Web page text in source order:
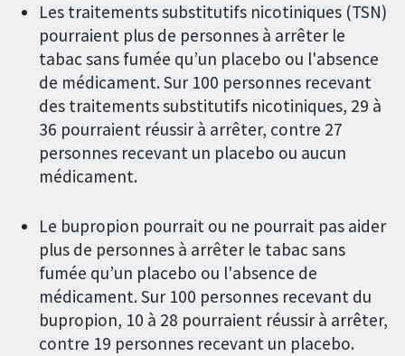
Les traitements substitutifs nicotiniques (TSN)
pourraient plus de personnes à arrêter le
tabac sans fumée qu’un placebo ou l'absence
de médicament. Sur 100 personnes recevant
des traitements substitutifs nicotiniques, 29 à
36 pourraient réussir à arrêter, contre 27
personnes recevant un placebo ou aucun
médicament.
Le bupropion pourrait ou ne pourrait pas aider
plus de personnes à arrêter le tabac sans
fumée qu’un placebo ou l'absence de
médicament. Sur 100 personnes recevant du
bupropion, 10 à 28 pourraient réussir à arrêter,
contre 19 personnes recevant un placebo.